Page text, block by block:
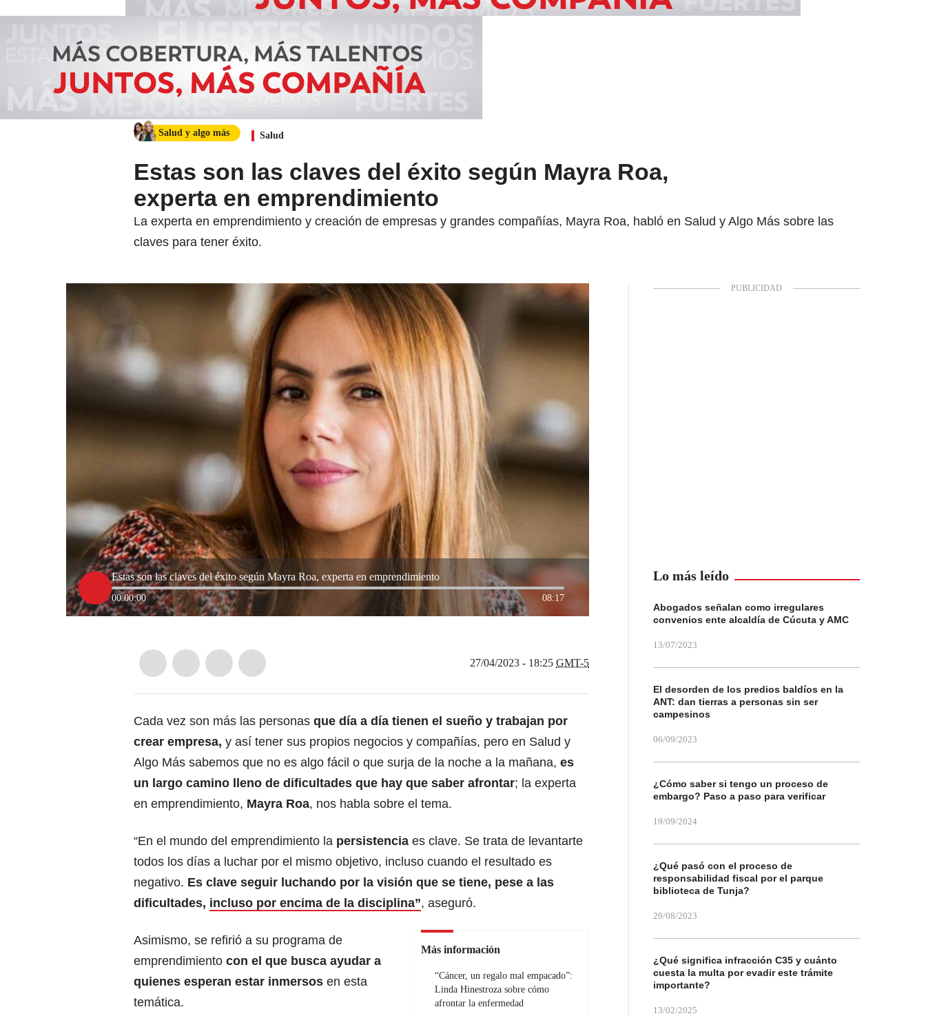
Salud y algo más Salud
Estas son las claves del éxito según Mayra Roa,
experta en emprendimiento
La experta en emprendimiento y creación de empresas y grandes compañías, Mayra Roa, habló en Salud y Algo Más sobre las
claves para tener éxito.
Estas son las claves del éxito según Mayra Roa, experta en emprendimiento
00:00:00 08:17
27/04/2023 - 18:25 GMT-5
Cada vez son más las personas que día a día tienen el sueño y trabajan por
crear empresa, y así tener sus propios negocios y compañías, pero en Salud y
Algo Más sabemos que no es algo fácil o que surja de la noche a la mañana, es
un largo camino lleno de dificultades que hay que saber afrontar; la experta
en emprendimiento, Mayra Roa, nos habla sobre el tema.
“En el mundo del emprendimiento la persistencia es clave. Se trata de levantarte
todos los días a luchar por el mismo objetivo, incluso cuando el resultado es
negativo. Es clave seguir luchando por la visión que se tiene, pese a las
dificultades, incluso por encima de la disciplina”, aseguró.
Más información
“Cáncer, un regalo mal empacado”:
Linda Hinestroza sobre cómo
afrontar la enfermedad
Asimismo, se refirió a su programa de
emprendimiento con el que busca ayudar a
quienes esperan estar inmersos en esta
temática.
Lo más leído
Abogados señalan como irregulares
convenios ente alcaldía de Cúcuta y AMC
13/07/2023
El desorden de los predios baldíos en la
ANT: dan tierras a personas sin ser
campesinos
06/09/2023
¿Cómo saber si tengo un proceso de
embargo? Paso a paso para verificar
19/09/2024
¿Qué pasó con el proceso de
responsabilidad fiscal por el parque
biblioteca de Tunja?
29/08/2023
¿Qué significa infracción C35 y cuánto
cuesta la multa por evadir este trámite
importante?
13/02/2025